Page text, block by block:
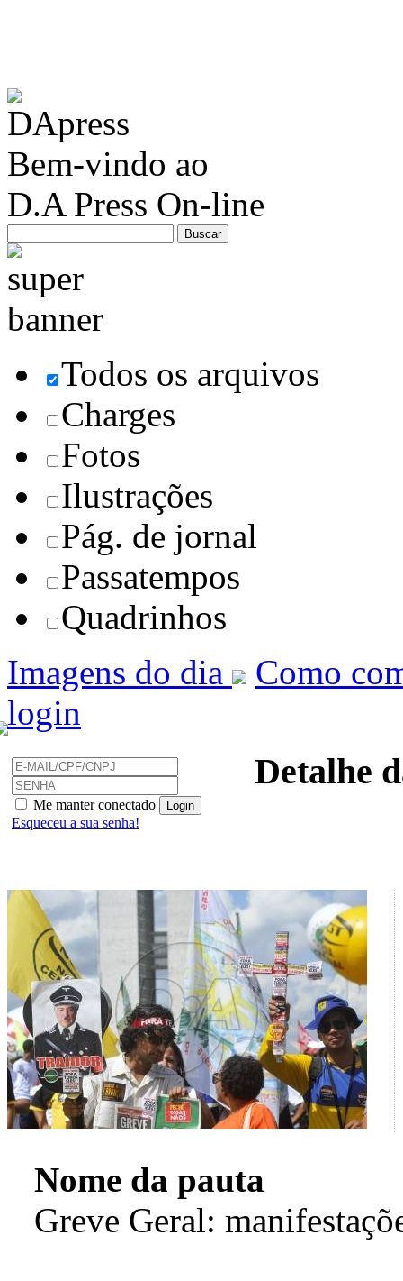
Bem-vindo ao
D.A Press On-line
Todos os arquivos
Charges
Fotos
Ilustrações
Pág. de jornal
Passatempos
Quadrinhos
Imagens do dia
Como
login
Me manter conectado
Esqueceu a sua senha!
Detalhe
Nome da pauta
Greve Geral: